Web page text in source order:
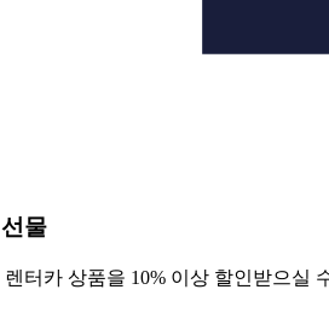
물
터카 상품을 10% 이상 할인받으실